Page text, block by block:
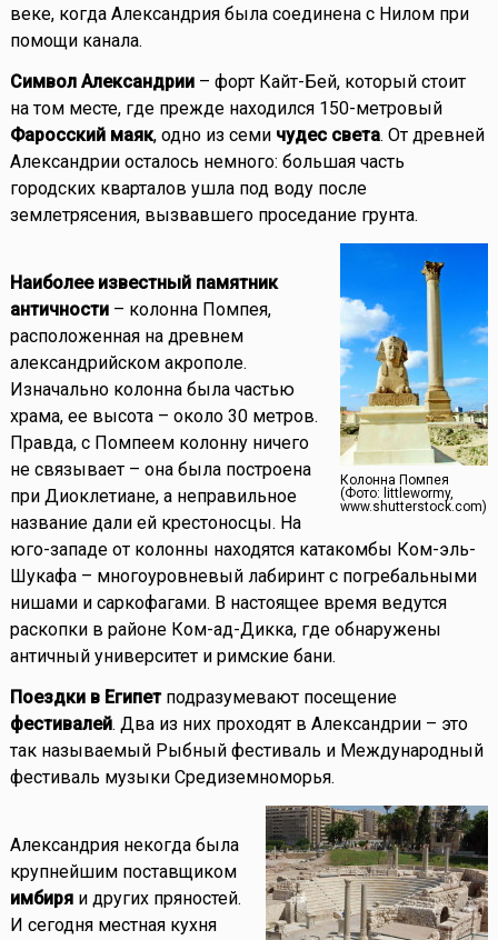
веке, когда Александрия была соединена с Нилом при
помощи канала.
Символ Александрии– форт Кайт-Бей, который стоит
на том месте, где прежде находился 150-метровый
Фаросский маяк, одно из семи чудес света. От древней
Александрии осталось немного: большая часть
городских кварталов ушла под воду после
землетрясения, вызвавшего проседание грунта.
Колонна Помпея
(Фото: littlewormy,
www.shutterstock.com)
Наиболее известный памятник
античности– колонна Помпея,
расположенная на древнем
александрийском акрополе.
Изначально колонна была частью
храма, ее высота – около 30 метров.
Правда, с Помпеем колонну ничего
не связывает – она была построена
при Диоклетиане, а неправильное
название дали ей крестоносцы. На
юго-западе от колонны находятся катакомбы Ком-эль-
Шукафа – многоуровневый лабиринт с погребальными
нишами и саркофагами. В настоящее время ведутся
раскопки в районе Ком-ад-Дикка, где обнаружены
античный университет и римские бани.
Поездки в Египет подразумевают посещение
фестивалей. Два из них проходят в Александрии – это
так называемый Рыбный фестиваль и Международный
фестиваль музыки Средиземноморья.
Александрия некогда была
крупнейшим поставщиком
имбиряи других пряностей.
И сегодня местная кухня